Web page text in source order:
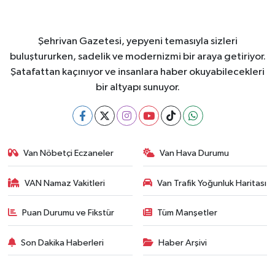
Şehrivan Gazetesi, yepyeni temasıyla sizleri
buluştururken, sadelik ve modernizmi bir araya getiriyor.
Şatafattan kaçınıyor ve insanlara haber okuyabilecekleri
bir altyapı sunuyor.
Van Nöbetçi Eczaneler Van Hava Durumu
VAN Namaz Vakitleri Van Trafik Yoğunluk Haritası
Puan Durumu ve Fikstür Tüm Manşetler
Son Dakika Haberleri Haber Arşivi